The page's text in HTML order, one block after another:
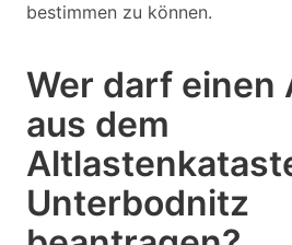
bestimmen zu können.
Wer darf einen
aus dem
Unterbodnitz